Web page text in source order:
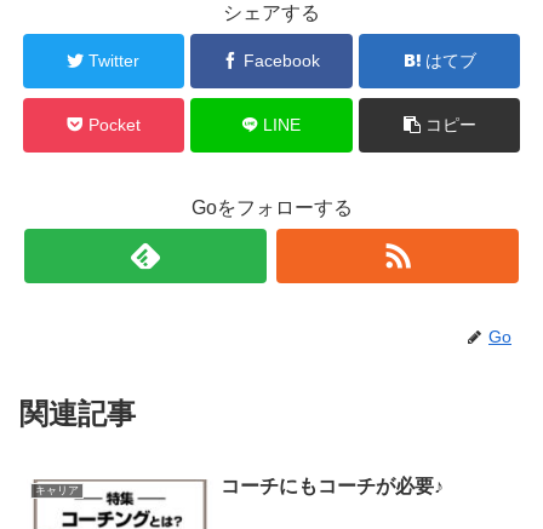
シェアする
Twitter Facebook はてブ
Pocket LINE コピー
Goをフォローする
Go
関連記事
キャリア コーチにもコーチが必要♪